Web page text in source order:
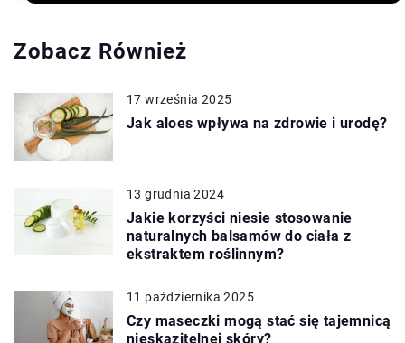
Zobacz Również
17 września 2025
Jak aloes wpływa na zdrowie i urodę?
13 grudnia 2024
Jakie korzyści niesie stosowanie
naturalnych balsamów do ciała z
ekstraktem roślinnym?
11 października 2025
Czy maseczki mogą stać się tajemnicą
nieskazitelnej skóry?